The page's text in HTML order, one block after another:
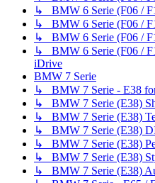
↳ BMW 6 Serie (F06 /
↳ BMW 6 Serie (F06 /
↳ BMW 6 Serie (F06 /
↳ BMW 6 Serie (F06 /
iDrive
BMW 7 Serie
↳ BMW 7 Serie - E38
↳ BMW 7 Serie (E38)
↳ BMW 7 Serie (E38)
↳ BMW 7 Serie (E38)
↳ BMW 7 Serie (E38)
↳ BMW 7 Serie (E38)
↳ BMW 7 Serie (E38)